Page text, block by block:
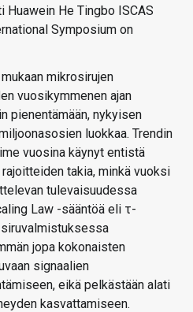
He Tingbo ISCAS
Symposium on
mikrosirujen
vuosikymmenen ajan
pienentämään, nykyisen
luokkaa. Trendin
vuosina käynyt entistä
takia, minkä vuoksi
tulevaisuudessa
Law -sääntöä eli τ-
jopa kokonaisten
signaalien
eikä pelkästään alati
kasvattamiseen.